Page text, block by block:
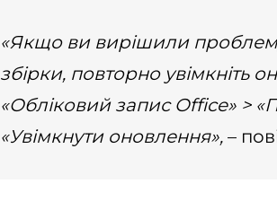
«Якщо ви вирішили
збірки, повторно увімкніть
«Обліковий запис Office» >
«Увімкнути оновлення», –